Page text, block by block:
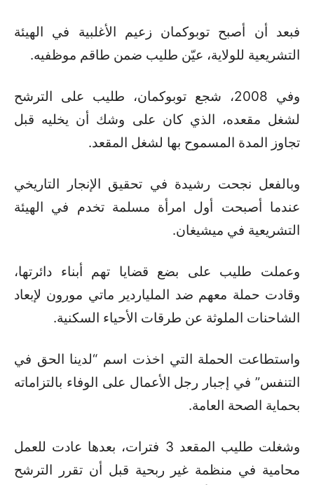
فبعد أن أصبح توبوكمان زعيم الأغلبية في الهيئة
التشريعية للولاية، عيّن طليب ضمن طاقم موظفيه.
وفي 2008، شجع توبوكمان، طليب على الترشح
لشغل مقعده، الذي كان على وشك أن يخليه قبل
تجاوز المدة المسموح بها لشغل المقعد.
وبالفعل نجحت رشيدة في تحقيق الإنجار التاريخي
عندما أصبحت أول امرأة مسلمة تخدم في الهيئة
التشريعية في ميشيغان.
وعملت طليب على بضع قضايا تهم أبناء دائرتها،
وقادت حملة معهم ضد الملياردير ماتي مورون لإبعاد
الشاحنات الملوثة عن طرقات الأحياء السكنية.
واستطاعت الحملة التي اخذت اسم “لدينا الحق في
التنفس” في إجبار رجل الأعمال على الوفاء بالتزاماته
بحماية الصحة العامة.
وشغلت طليب المقعد 3 فترات، بعدها عادت للعمل
محامية في منظمة غير ربحية قبل أن تقرر الترشح